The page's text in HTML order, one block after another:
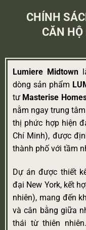
CHÍNH
CĂN HỘ
Lumiere Midtown
dòng sản phẩm
tư Masterise
nằm ngay trung
thị phức hợp hiện
Chí Minh), được
thành phố với tầm
Dự án được thiết
đại New York, kết
nhiên), mang đến
và cân bằng giữa
thái từ thiên